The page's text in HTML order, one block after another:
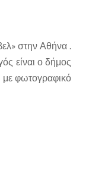
στην Αθήνα .
είναι ο δήμος
με φωτογραφικό